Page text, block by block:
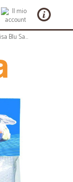
Marisa Blu Sacco Salvabucato Small 47x32cm